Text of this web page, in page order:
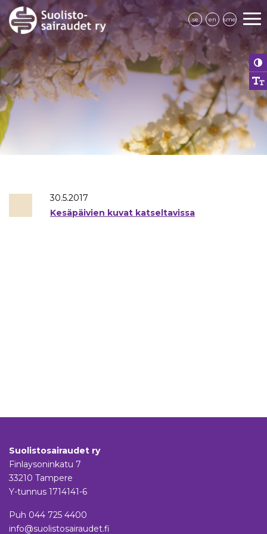
se en sme
30.5.2017
Kesäpäivien kuvat katseltavissa
Suolistosairaudet ry
Finlaysoninkatu 7
33210 Tampere
Y-tunnus 1714141-6
Puh 044 725 4400
info@suolistosairaudet.fi